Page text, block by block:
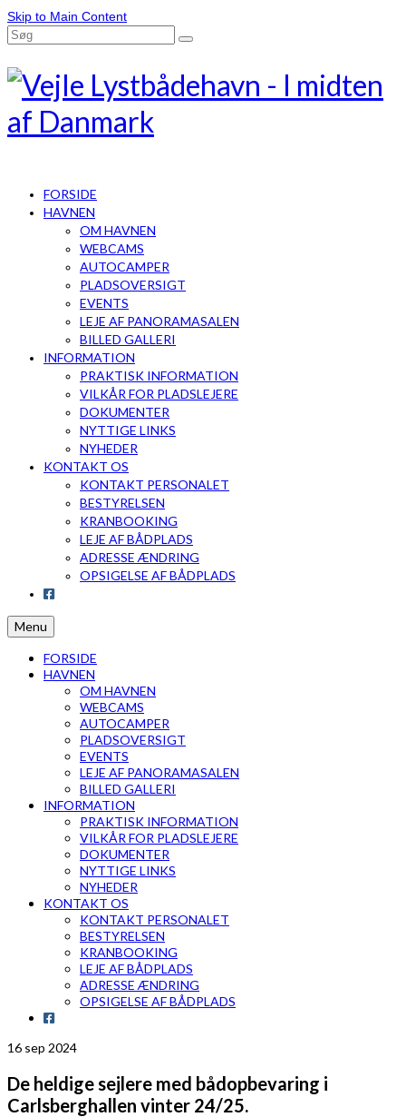
Skip to Main Content
FORSIDE
HAVNEN
OM HAVNEN
WEBCAMS
AUTOCAMPER
PLADSOVERSIGT
EVENTS
LEJE AF PANORAMASALEN
BILLED GALLERI
INFORMATION
PRAKTISK INFORMATION
VILKÅR FOR PLADSLEJERE
DOKUMENTER
NYTTIGE LINKS
NYHEDER
KONTAKT OS
KONTAKT PERSONALET
BESTYRELSEN
KRANBOOKING
LEJE AF BÅDPLADS
ADRESSE ÆNDRING
OPSIGELSE AF BÅDPLADS
Menu
FORSIDE
HAVNEN
OM HAVNEN
WEBCAMS
AUTOCAMPER
PLADSOVERSIGT
EVENTS
LEJE AF PANORAMASALEN
BILLED GALLERI
INFORMATION
PRAKTISK INFORMATION
VILKÅR FOR PLADSLEJERE
DOKUMENTER
NYTTIGE LINKS
NYHEDER
KONTAKT OS
KONTAKT PERSONALET
BESTYRELSEN
KRANBOOKING
LEJE AF BÅDPLADS
ADRESSE ÆNDRING
OPSIGELSE AF BÅDPLADS
16 sep 2024
De heldige sejlere med bådopbevaring i
Carlsberghallen vinter 24/25.